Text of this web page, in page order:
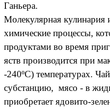
Ганьера.
Молекулярная кулинария
химические процессы,
продуктами во время
яств производится при
-240ºС) температурах.
субстанцию, мясо - в
приобретает ядовито-